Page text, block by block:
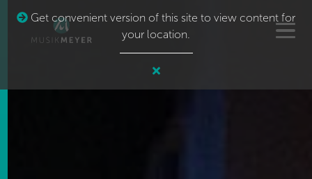
Get convenient version of this site to view content for
your location.